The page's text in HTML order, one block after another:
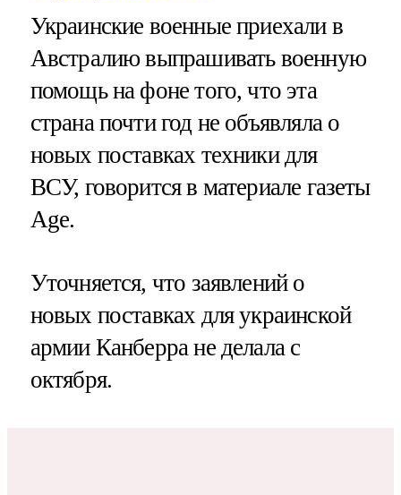
Украинские военные приехали в
Австралию выпрашивать военную
помощь на фоне того, что эта
страна почти год не объявляла о
новых поставках техники для
ВСУ, говорится в материале газеты
Age.
Уточняется, что заявлений о
новых поставках для украинской
армии Канберра не делала с
октября.